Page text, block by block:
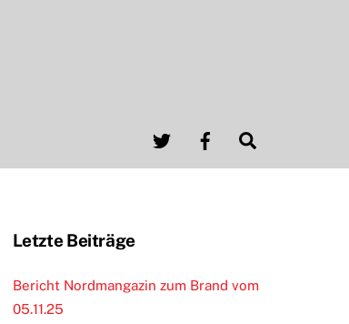
Twitter Facebook
Letzte Beiträge
Bericht Nordmangazin zum Brand vom
05.11.25